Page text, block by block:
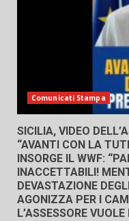
Comunicati Stampa
SICILIA, VIDEO
“AVANTI CON LA
INSORGE IL WWF:
INACCETTABILI!
DEVASTAZIONE
AGONIZZA PER I
L’ASSESSORE